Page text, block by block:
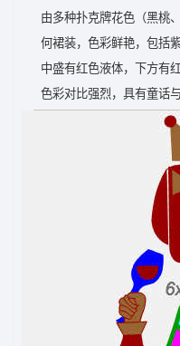
由多种扑克牌花色（黑桃
何裙装，色彩鲜艳，包括
中盛有红色液体，下方有
色彩对比强烈，具有童话